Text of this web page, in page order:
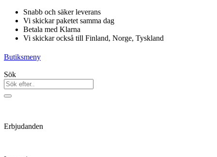
Hoppa
innehåll
Snabb och säker leverans
Vi skickar paketet samma dag
Betala med Klarna
Vi skickar också till Finland, Norge, Tyskland
Butiksmeny
Sök
Erbjudanden